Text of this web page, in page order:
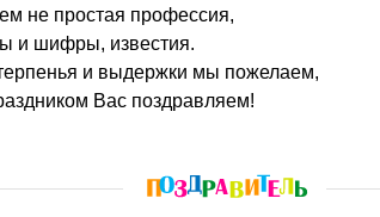
не простая профессия,
и шифры, известия.
и выдержки мы пожелаем,
Вас поздравляем!